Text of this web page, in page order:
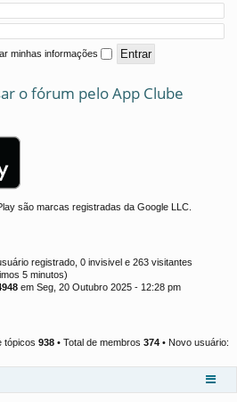
minhas informações
o fórum pelo App Clube
são marcas registradas da Google LLC.
registrado, 0 invisivel e 263 visitantes
5 minutos)
em Seg, 20 Outubro 2025 - 12:28 pm
tópicos 938 • Total de membros 374 • Novo usuário: